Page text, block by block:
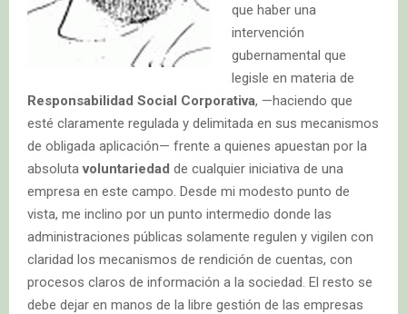
que haber una
intervención
gubernamental que
legisle en materia de
Responsabilidad Social Corporativa, —haciendo que
esté claramente regulada y delimitada en sus mecanismos
de obligada aplicación— frente a quienes apuestan por la
absolutavoluntariedad de cualquier iniciativa de una
empresa en este campo. Desde mi modesto punto de
vista, me inclino por un punto intermedio donde las
administraciones públicas solamente regulen y vigilen con
claridad los mecanismos de rendición de cuentas, con
procesos claros de información a la sociedad. El resto se
debe dejar en manos de la libre gestión de las empresas